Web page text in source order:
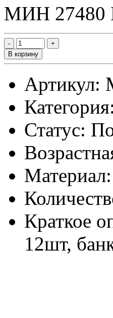
МИН 27480
В корзину
Категория:
Статус:
Материал:
Краткое
12шт,